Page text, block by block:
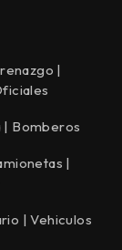
|
| Bomberos
|
| Vehiculos